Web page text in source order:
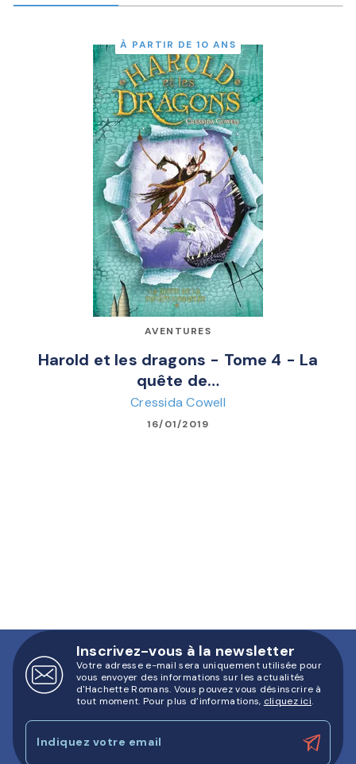
À PARTIR DE 10 ANS
AVENTURES
Harold et les dragons - Tome 4 - La
quête de…
Cressida Cowell
16/01/2019
Inscrivez-vous à la newsletter
Votre adresse e-mail sera uniquement utilisée pour
vous envoyer des informations sur les actualités
d'Hachette Romans. Vous pouvez vous désinscrire à
tout moment. Pour plus d’informations, cliquez ici.
Indiquez votre email